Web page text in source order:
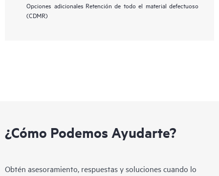
Opciones adicionales Retención de todo el material defectuoso
(CDMR)
¿Cómo Podemos Ayudarte?
Obtén asesoramiento, respuestas y soluciones cuando lo